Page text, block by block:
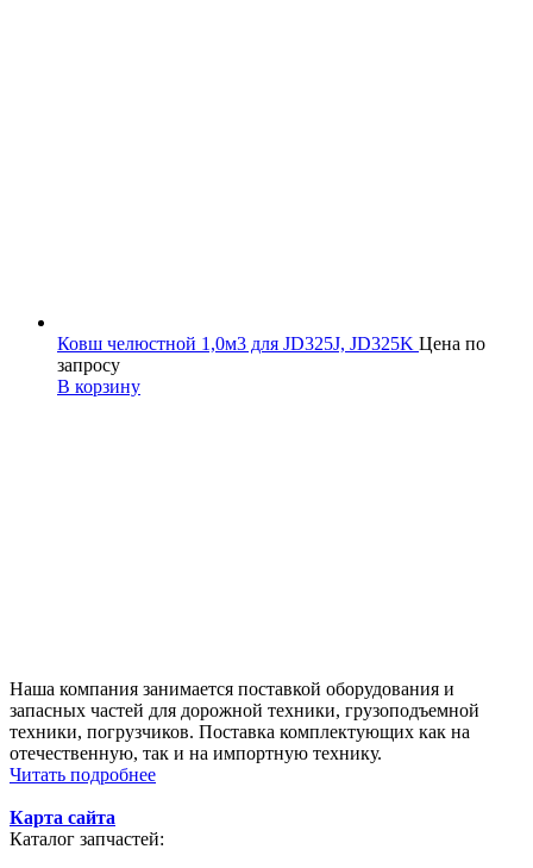
Ковш челюстной 1,0м3 для JD325J, JD325K Цена по
запросу
В корзину
Наша компания занимается поставкой оборудования и
запасных частей для дорожной техники, грузоподъемной
техники, погрузчиков. Поставка комплектующих как на
отечественную, так и на импортную технику.
Читать подробнее
Карта сайта
Каталог запчастей: